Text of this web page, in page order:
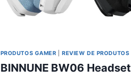
PRODUTOS GAMER |REVIEW DE PRODUTOS
BINNUNE BW06 Headset